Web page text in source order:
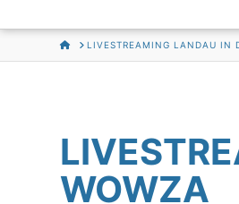
HOMELIVESTREAMING LANDAU IN
WOWZA